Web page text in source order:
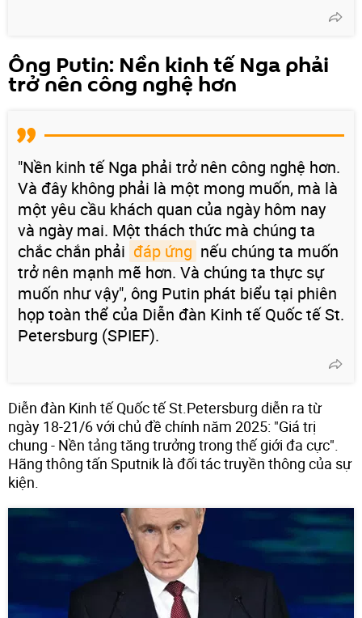
Ông Putin: Nền kinh tế Nga phải
trở nên công nghệ hơn
"Nền kinh tế Nga phải trở nên công nghệ hơn.
Và đây không phải là một mong muốn, mà là
một yêu cầu khách quan của ngày hôm nay
và ngày mai. Một thách thức mà chúng ta
chắc chắn phải đáp ứng nếu chúng ta muốn
trở nên mạnh mẽ hơn. Và chúng ta thực sự
muốn như vậy", ông Putin phát biểu tại phiên
họp toàn thể của Diễn đàn Kinh tế Quốc tế St.
Petersburg (SPIEF).
Diễn đàn Kinh tế Quốc tế St.Petersburg diễn ra từ
ngày 18-21/6 với chủ đề chính năm 2025: "Giá trị
chung - Nền tảng tăng trưởng trong thế giới đa cực".
Hãng thông tấn Sputnik là đối tác truyền thông của sự
kiện.